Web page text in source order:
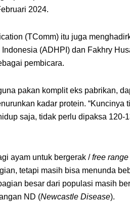
2024.
(TComm) itu juga
(ADHPI) dan Fakhry
pembicara.
pakan komplit eks pabrikan,
kadar protein. “Kuncinya
saja, tidak perlu dipaksa 120-
ayam untuk bergerak /free
tetapi masih bisa menunda
besar dari populasi masih
ND (Newcastle Disease).